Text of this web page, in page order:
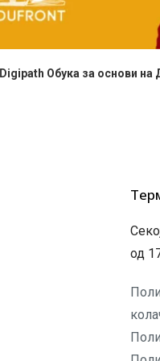
Digipath Обука за основи на
од